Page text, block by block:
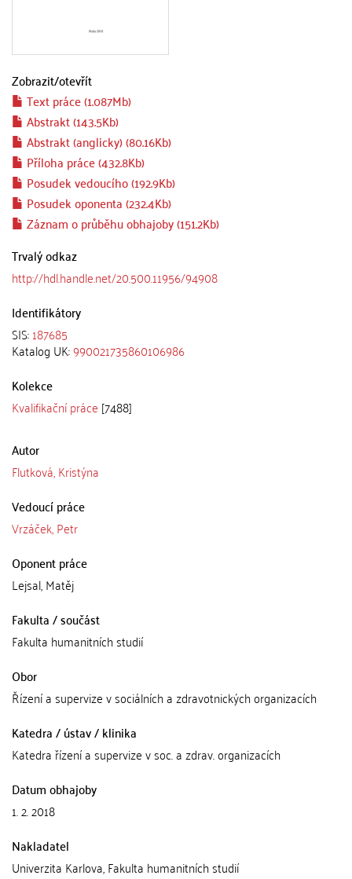
Zobrazit/otevřít
Text práce (1.087Mb)
Abstrakt (143.5Kb)
Abstrakt (anglicky) (80.16Kb)
Příloha práce (432.8Kb)
Posudek vedoucího (192.9Kb)
Posudek oponenta (232.4Kb)
Záznam o průběhu obhajoby (151.2Kb)
Trvalý odkaz
http://hdl.handle.net/20.500.11956/94908
Identifikátory
SIS:187685
Katalog UK:990021735860106986
Kolekce
Kvalifikační práce [7488]
Autor
Flutková, Kristýna
Vedoucí práce
Vrzáček, Petr
Oponent práce
Lejsal, Matěj
Fakulta / součást
Fakulta humanitních studií
Obor
Řízení a supervize v sociálních a zdravotnických organizacích
Katedra / ústav / klinika
Katedra řízení a supervize v soc. a zdrav. organizacích
Datum obhajoby
1. 2. 2018
Nakladatel
Univerzita Karlova, Fakulta humanitních studií